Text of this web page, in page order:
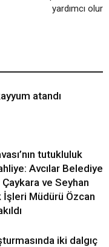
yardımcı olur
atandı
tutukluluk
Avcılar Belediye
ve Seyhan
Müdürü Özcan
iki dalgıç